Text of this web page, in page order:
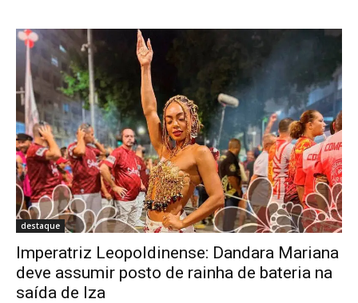
destaque
Imperatriz Leopoldinense: Dandara Mariana
deve assumir posto de rainha de bateria na
saída de Iza